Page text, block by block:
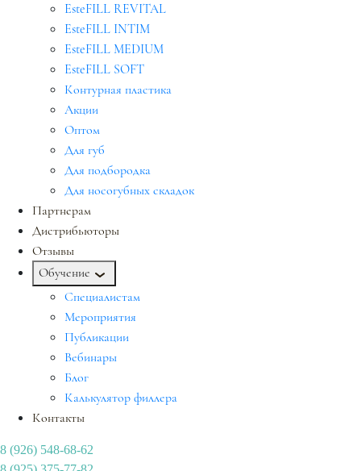
EsteFILL REVITAL
EsteFILL INTIM
EsteFILL MEDIUM
EsteFILL SOFT
Контурная пластика
Акции
Оптом
Для губ
Для подбородка
Для носогубных складок
Партнерам
Дистрибьюторы
Отзывы
Обучение
Специалистам
Мероприятия
Публикации
Вебинары
Блог
Калькулятор филлера
Контакты
8 (926) 548-68-62